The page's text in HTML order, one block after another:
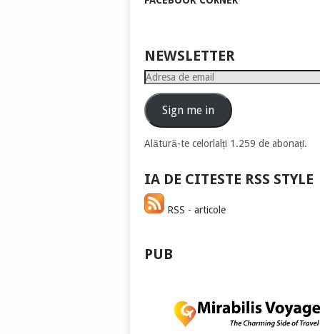
NEWSLETTER
Adresa
emailSign me in
Alătură-te celorlalți 1.259 de abonați.
IA DE CITESTE RSS STYLE
RSS - articole
PUB